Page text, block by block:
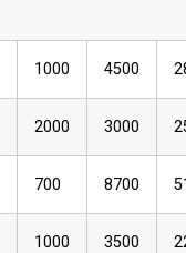
1000 4500
2000 3000
700 8700
1000 3500